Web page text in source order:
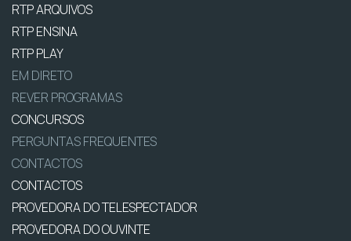
RTP ARQUIVOS
RTP ENSINA
RTP PLAY
EM DIRETO
REVER PROGRAMAS
CONCURSOS
PERGUNTAS FREQUENTES
CONTACTOS
CONTACTOS
PROVEDORA DO TELESPECTADOR
PROVEDORA DO OUVINTE